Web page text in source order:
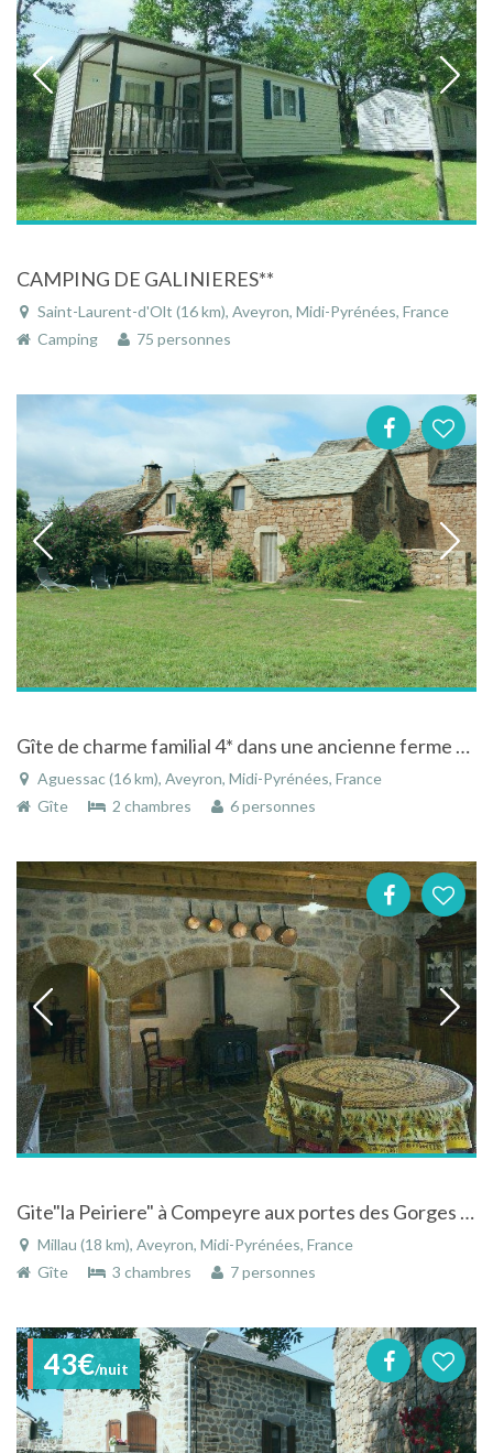
CAMPING DE GALINIERES**
Saint-Laurent-d'Olt (16 km), Aveyron, Midi-Pyrénées, France
Camping
75 personnes
Gîte de charme familial 4* dans une ancienne ferme à l'entrée des Gorges du Tarn
Aguessac (16 km), Aveyron, Midi-Pyrénées, France
Gîte
2 chambres 6 personnes
Gite"la Peiriere" à Compeyre aux portes des Gorges du Tarn et du Viaduc de Millau - Wifi
Millau (18 km), Aveyron, Midi-Pyrénées, France
Gîte
3 chambres 7 personnes
43€/nuit